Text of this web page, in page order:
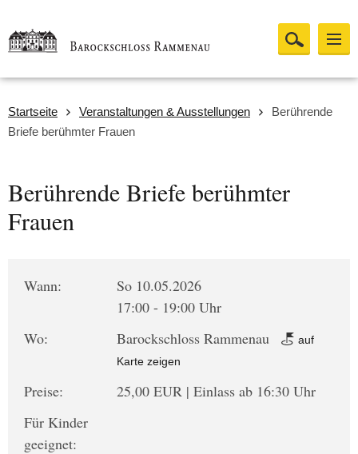
Startseite Veranstaltungen & Ausstellungen
Berührende
Briefe berühmter Frauen
Berührende Briefe berühmter
Frauen
Wann:
So 10.05.2026
17:00 - 19:00 Uhr
Wo:
Barockschloss Rammenau
auf
Karte zeigen
Preise:
25,00 EUR | Einlass ab 16:30 Uhr
Für Kinder
geeignet: